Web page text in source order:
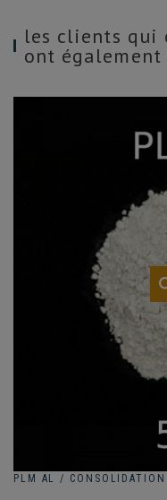
les clients qui
ont également
PLM AL /